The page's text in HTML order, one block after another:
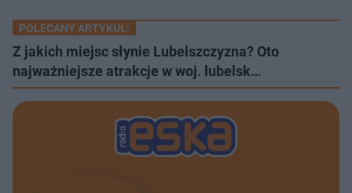
POLECANY ARTYKUŁ:
Z jakich miejsc słynie Lubelszczyzna? Oto
najważniejsze atrakcje w woj. lubelsk…